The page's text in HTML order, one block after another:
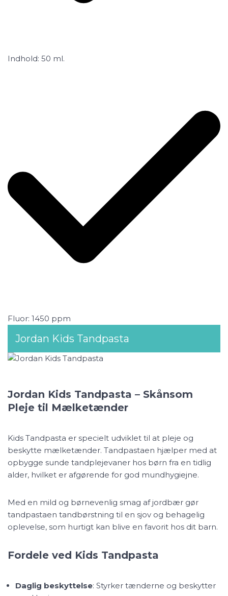
Indhold: 50 ml.
Fluor: 1450 ppm
Jordan Kids Tandpasta
Jordan Kids Tandpasta – Skånsom
Pleje til Mælketænder
Kids Tandpasta er specielt udviklet til at pleje og
beskytte mælketænder. Tandpastaen hjælper med at
opbygge sunde tandplejevaner hos børn fra en tidlig
alder, hvilket er afgørende for god mundhygiejne.
Med en mild og børnevenlig smag af jordbær gør
tandpastaen tandbørstning til en sjov og behagelig
oplevelse, som hurtigt kan blive en favorit hos dit barn.
Fordele ved Kids Tandpasta
Daglig beskyttelse: Styrker tænderne og beskytter